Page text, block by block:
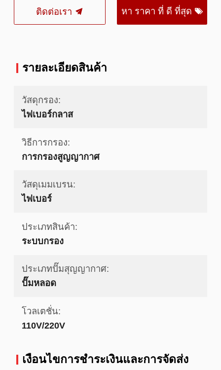
ติดต่อเรา หา ราคา ที่ ดี ที่สุด
รายละเอียดสินค้า
วัสดุกรอง:
ไฟเบอร์กลาส
วิธีการกรอง:
การกรองสูญญากาศ
วัสดุเมมเบรน:
ไฟเบอร์
ประเภทสินค้า:
ระบบกรอง
ประเภทปั๊มสุญญากาศ:
ปั๊มหลอด
โวลเตชั่น:
110V/220V
เงื่อนไขการชําระเงินและการจัดส่ง